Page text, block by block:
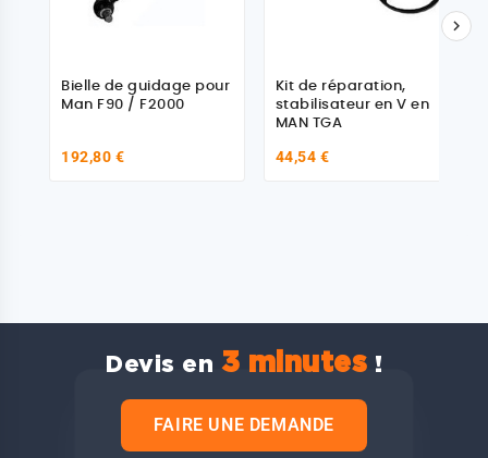
Bielle de guidage pour
Man F90 / F2000
192,80 €
Kit de réparation,
stabilisateur en V en
MAN TGA
44,54 €

Devis en 3 minutes !
FAIRE UNE DEMANDE